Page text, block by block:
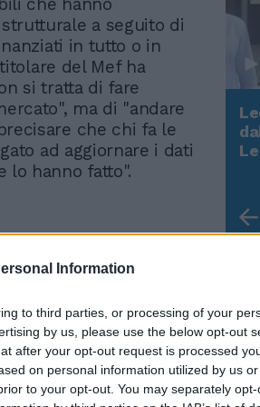
Information
to third parties, or processing of your
by us, please use the below opt-out
after your opt-out request is processed
on personal information utilized by us
to your opt-out. You may separately
che hanno
a seguito di
in tutto o in
del Mef ha
si tratta di fare
ma di "andare
che chi fa le
ad aggiornare i dati
lo hanno fatto".
al
i nuovi
Così funzionava il
degli spioni
Giuliani a Come States?
Meloni e la strategia